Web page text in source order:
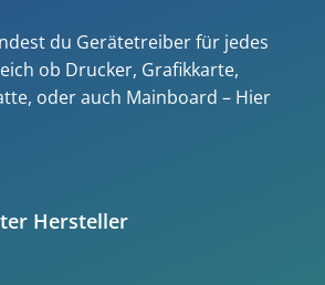
du Gerätetreiber für jedes
ob Drucker, Grafikkarte,
oder auch Mainboard – Hier
Hersteller